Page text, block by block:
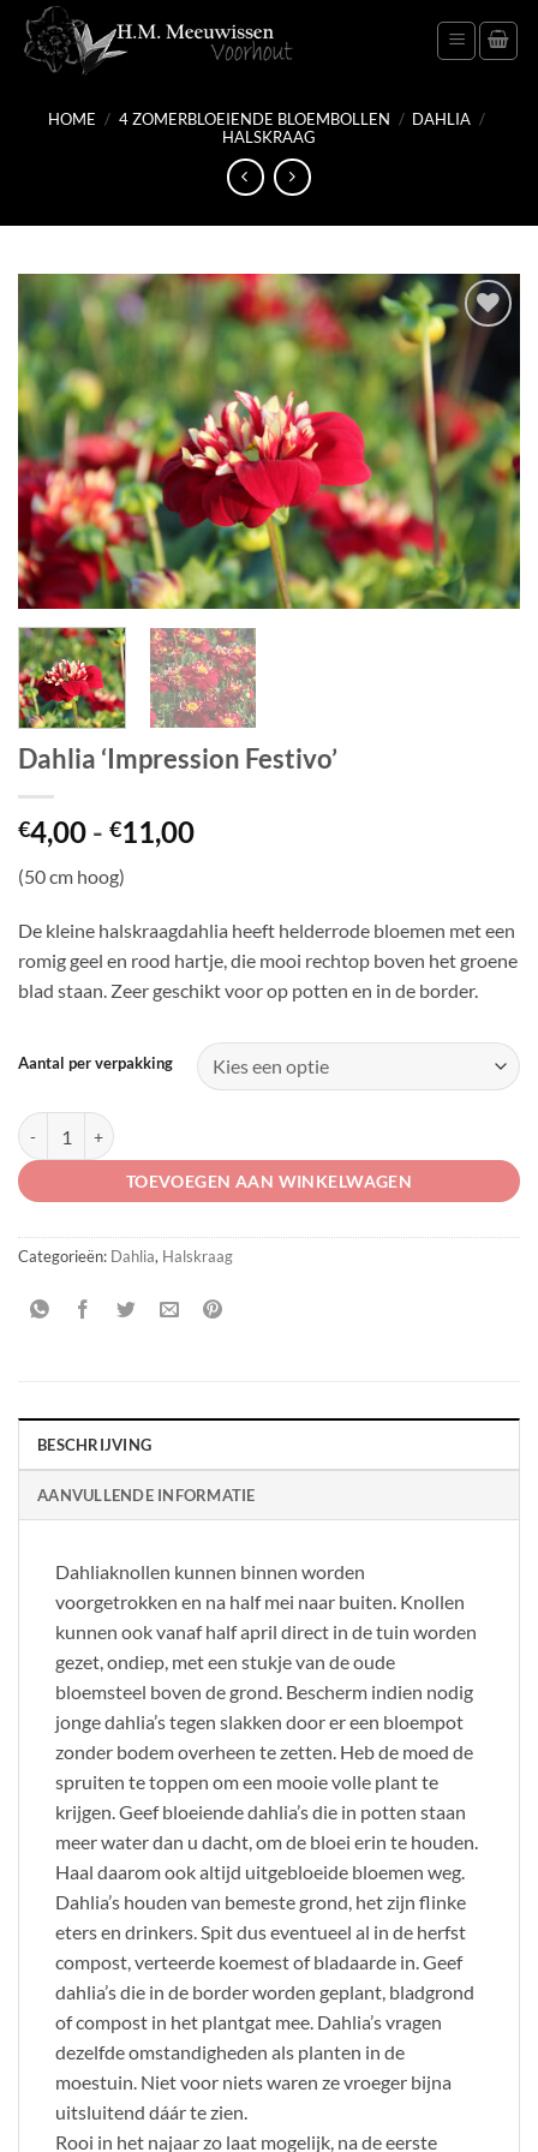
naar
inhoud
HOME / 4 ZOMERBLOEIENDE BLOEMBOLLEN / DAHLIA /
HALSKRAAG
Toevoegen
aan
verlanglijst
Dahlia ‘Impression Festivo’
€4,00 - €11,00Prijsklasse:
€11,00
(50 cm hoog)
De kleine halskraagdahlia heeft helderrode bloemen met een
romig geel en rood hartje, die mooi rechtop boven het groene
blad staan. Zeer geschikt voor op potten en in de border.
Aantal per verpakking
Dahlia 'Impression Festivo' aantal
TOEVOEGEN AAN WINKELWAGEN
Categorieën: Dahlia, Halskraag
BESCHRIJVING
AANVULLENDE INFORMATIE
Dahliaknollen kunnen binnen worden
voorgetrokken en na half mei naar buiten. Knollen
kunnen ook vanaf half april direct in de tuin worden
gezet, ondiep, met een stukje van de oude
bloemsteel boven de grond. Bescherm indien nodig
jonge dahlia’s tegen slakken door er een bloempot
zonder bodem overheen te zetten. Heb de moed de
spruiten te toppen om een mooie volle plant te
krijgen. Geef bloeiende dahlia’s die in potten staan
meer water dan u dacht, om de bloei erin te houden.
Haal daarom ook altijd uitgebloeide bloemen weg.
Dahlia’s houden van bemeste grond, het zijn flinke
eters en drinkers. Spit dus eventueel al in de herfst
compost, verteerde koemest of bladaarde in. Geef
dahlia’s die in de border worden geplant, bladgrond
of compost in het plantgat mee. Dahlia’s vragen
dezelfde omstandigheden als planten in de
moestuin. Niet voor niets waren ze vroeger bijna
uitsluitend dáár te zien.
Rooi in het najaar zo laat mogelijk, na de eerste